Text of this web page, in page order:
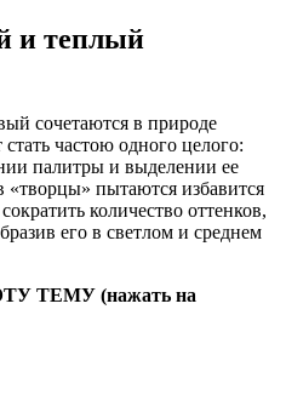
и теплый
сочетаются в природе
частою одного целого:
палитры и выделении ее
пытаются избавится
количество оттенков,
его в светлом и среднем
ТЕМУ (нажать на